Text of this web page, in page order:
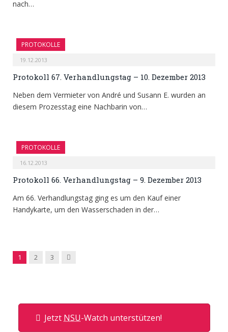
nach…
PROTOKOLLE
19.12.2013
Protokoll 67. Verhandlungstag – 10. Dezember 2013
Neben dem Vermieter von André und Susann E. wurden an
diesem Prozesstag eine Nachbarin von…
PROTOKOLLE
16.12.2013
Protokoll 66. Verhandlungstag – 9. Dezember 2013
Am 66. Verhandlungstag ging es um den Kauf einer
Handykarte, um den Wasserschaden in der…
1 2 3 Next
Jetzt NSU-Watch unterstützen!